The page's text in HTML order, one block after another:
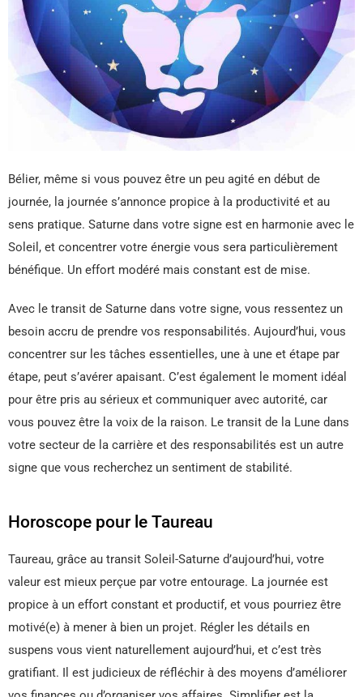
Bélier, même si vous pouvez être un peu agité en début de
journée, la journée s’annonce propice à la productivité et au
sens pratique. Saturne dans votre signe est en harmonie avec le
Soleil, et concentrer votre énergie vous sera particulièrement
bénéfique. Un effort modéré mais constant est de mise.
Avec le transit de Saturne dans votre signe, vous ressentez un
besoin accru de prendre vos responsabilités. Aujourd’hui, vous
concentrer sur les tâches essentielles, une à une et étape par
étape, peut s’avérer apaisant. C’est également le moment idéal
pour être pris au sérieux et communiquer avec autorité, car
vous pouvez être la voix de la raison. Le transit de la Lune dans
votre secteur de la carrière et des responsabilités est un autre
signe que vous recherchez un sentiment de stabilité.
Horoscope pour le Taureau
Taureau, grâce au transit Soleil-Saturne d’aujourd’hui, votre
valeur est mieux perçue par votre entourage. La journée est
propice à un effort constant et productif, et vous pourriez être
motivé(e) à mener à bien un projet. Régler les détails en
suspens vous vient naturellement aujourd’hui, et c’est très
gratifiant. Il est judicieux de réfléchir à des moyens d’améliorer